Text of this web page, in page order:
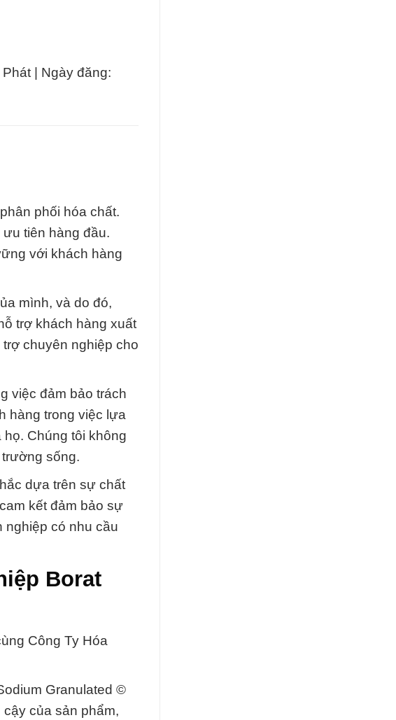
| Ngày đăng:
phối hóa chất.
tiên hàng đầu.
với khách hàng
mình, và do đó,
trợ khách hàng xuất
chuyên nghiệp cho
việc đảm bảo trách
hàng trong việc lựa
Chúng tôi không
sống.
dựa trên sự chất
kết đảm bảo sự
nghiệp có nhu cầu
Borat
Công Ty Hóa
Granulated ©
của sản phẩm,